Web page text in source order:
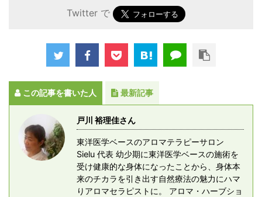
Twitter で
この記事を書いた人 最新記事
戸川 裕理佳さん
東洋医学ベースのアロマテラピーサロン
Sielu 代表 幼少期に東洋医学ベースの施術を
受け健康的な身体になったことから、身体本
来のチカラを引き出す自然療法の魅力にハマ
りアロマセラピストに。 アロマ・ハーブショ